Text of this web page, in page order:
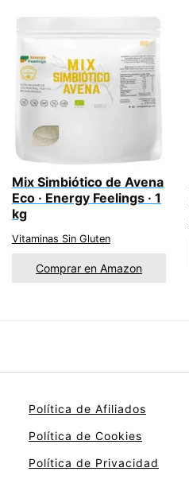
Mix Simbiótico de Avena
Eco · Energy Feelings · 1
kg
Vitaminas Sin Gluten
Comprar en Amazon
Política de Afiliados
Política de Cookies
Política de Privacidad